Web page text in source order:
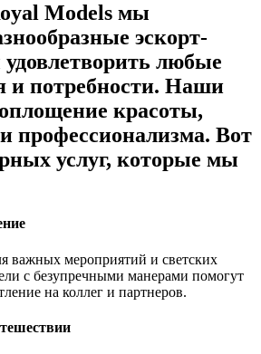
Models мы
эскорт-
любые
и потребности. Наши
красоты,
профессионализма. Вот
услуг, которые мы
важных мероприятий и светских
с безупречными манерами помогут
на коллег и партнеров.